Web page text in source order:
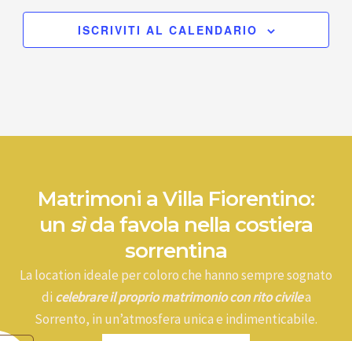
ISCRIVITI AL CALENDARIO
Matrimoni a Villa Fiorentino:
un sìda favola nella costiera
sorrentina
La location ideale per coloro che hanno sempre sognato
di celebrare il proprio matrimonio con rito civilea
Sorrento, in un’atmosfera unica e indimenticabile.